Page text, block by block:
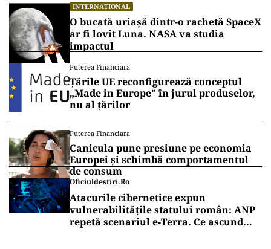
INTERNAȚIONAL
O bucată uriașă dintr-o rachetă SpaceX
ar fi lovit Luna. NASA va studia
impactul
Puterea Financiara
Țările UE reconfigurează conceptul
„Made in Europe” în jurul produselor,
nu al țărilor
Puterea Financiara
Canicula pune presiune pe economia
Europei și schimbă comportamentul
de consum
Oficiuldestiri.ro
Atacurile cibernetice expun
vulnerabilitățile statului român: ANP
repetă scenariul e‑Terra. Ce ascund